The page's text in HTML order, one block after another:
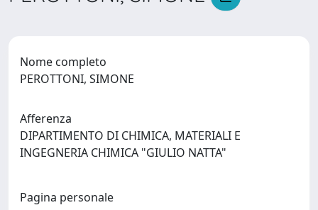
Nome completo
PEROTTONI, SIMONE
Afferenza
DIPARTIMENTO DI CHIMICA, MATERIALI E
INGEGNERIA CHIMICA "GIULIO NATTA"
Pagina personale